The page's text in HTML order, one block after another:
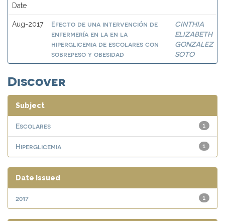
Date
Aug-2017
Efecto de una intervención de
enfermería en la en la
hiperglicemia de escolares con
sobrepeso y obesidad
CINTHIA
ELIZABETH
GONZALEZ
SOTO
Discover
Subject
1
Escolares
1
Hiperglicemia
Date issued
1
2017